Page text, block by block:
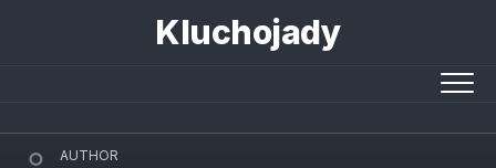
Kluchojady
AUTHOR